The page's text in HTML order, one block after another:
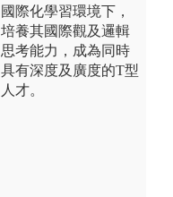
國際化學習環境下，
培養其國際觀及邏輯
思考能力，成為同時
具有深度及廣度的T型
人才。